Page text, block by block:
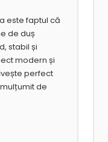
este faptul că
de duș
stabil și
modern și
perfect
de